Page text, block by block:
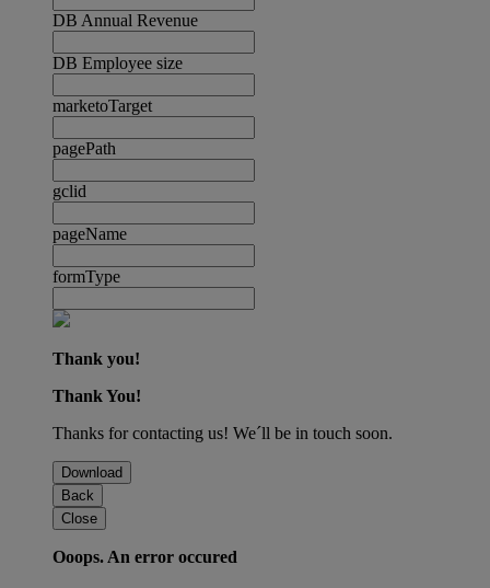
DB Annual Revenue
DB Employee size
marketoTarget
pagePath
gclid
pageName
formType
Thank you!
Thank You!
Thanks for contacting us! We´ll be in touch soon.
Download
Back
Close
Ooops. An error occured